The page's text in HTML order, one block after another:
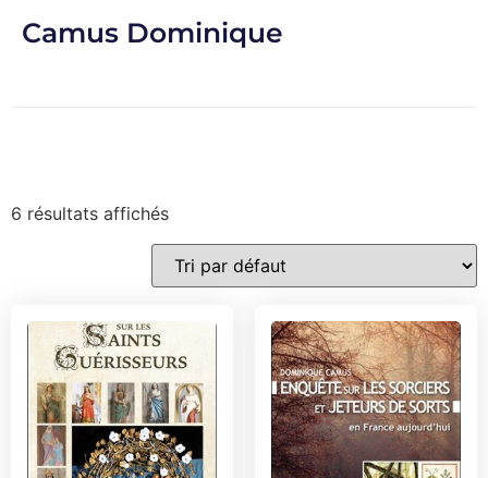
Camus Dominique
6 résultats affichés